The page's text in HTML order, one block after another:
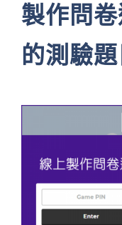
製作問
的測驗題